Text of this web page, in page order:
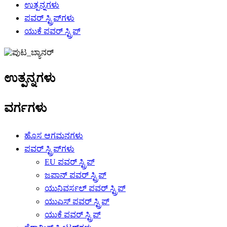
ಉತ್ಪನ್ನಗಳು
ಪವರ್ ಸ್ಟ್ರಿಪ್‌ಗಳು
ಯುಕೆ ಪವರ್ ಸ್ಟ್ರಿಪ್
ಉತ್ಪನ್ನಗಳು
ವರ್ಗಗಳು
ಹೊಸ ಆಗಮನಗಳು
ಪವರ್ ಸ್ಟ್ರಿಪ್‌ಗಳು
EU ಪವರ್ ಸ್ಟ್ರಿಪ್
ಜಪಾನ್ ಪವರ್ ಸ್ಟ್ರಿಪ್
ಯುನಿವರ್ಸಲ್ ಪವರ್ ಸ್ಟ್ರಿಪ್
ಯುಎಸ್ ಪವರ್ ಸ್ಟ್ರಿಪ್
ಯುಕೆ ಪವರ್ ಸ್ಟ್ರಿಪ್